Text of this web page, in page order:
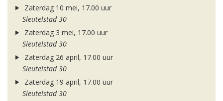
Zaterdag 10 mei, 17.00 uur
Sleutelstad 30
Zaterdag 3 mei, 17.00 uur
Sleutelstad 30
Zaterdag 26 april, 17.00 uur
Sleutelstad 30
Zaterdag 19 april, 17.00 uur
Sleutelstad 30